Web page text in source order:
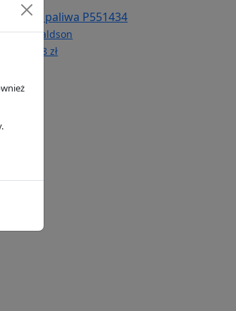
Filtr paliwa P551434
Donaldson
92.48 zł